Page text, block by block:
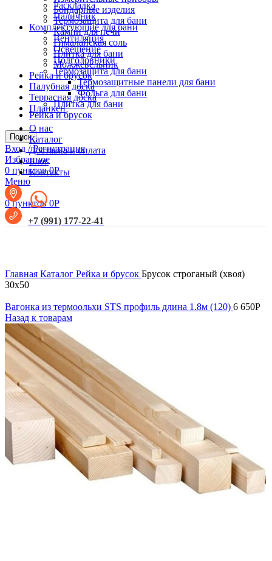
Раскладка
Наличник
Комплектующие для бани
Вентиляция
Освещение
Подголовники
Термозащита для бани
Термозащитные панели для бани
Фольга для бани
Плитка для бани
Рейка и брусок
Поиск
Вход / Регистрация
Избранное
0 пунктов 0Р
Меню
0пунктов 0Р
Бондарные изделия
Термозащита для бани
Камни для печи
Гималайская соль
Плитка для бани
Можжевельник
Рейка и брусок
Палубная доска
Террасная доска
Планкен
О нас
Каталог
Доставка и оплата
Блог
Контакты
+7 (991) 177-22-41
Главная Каталог Рейка и брусок Брусок строганый (хвоя)
30х50
Вагонка из термоольхи STS профиль длина 1.8м (120) 6 650Р
Назад к товарам